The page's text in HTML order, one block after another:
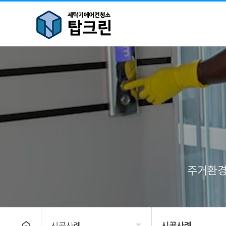
주거환